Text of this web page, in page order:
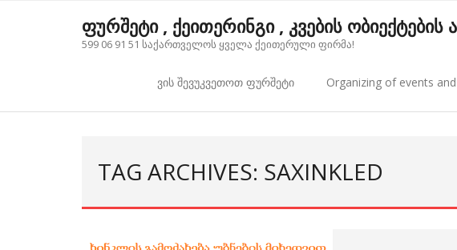
ფურშეტი , ქეითერინგი , კვების
599 06 91 51 საქართველოს ყველა ქეითერული ფირმა!
ვის შევუკვეთოთ ფურშეტი Organizing of events
TAG ARCHIVES: SAXINKLED